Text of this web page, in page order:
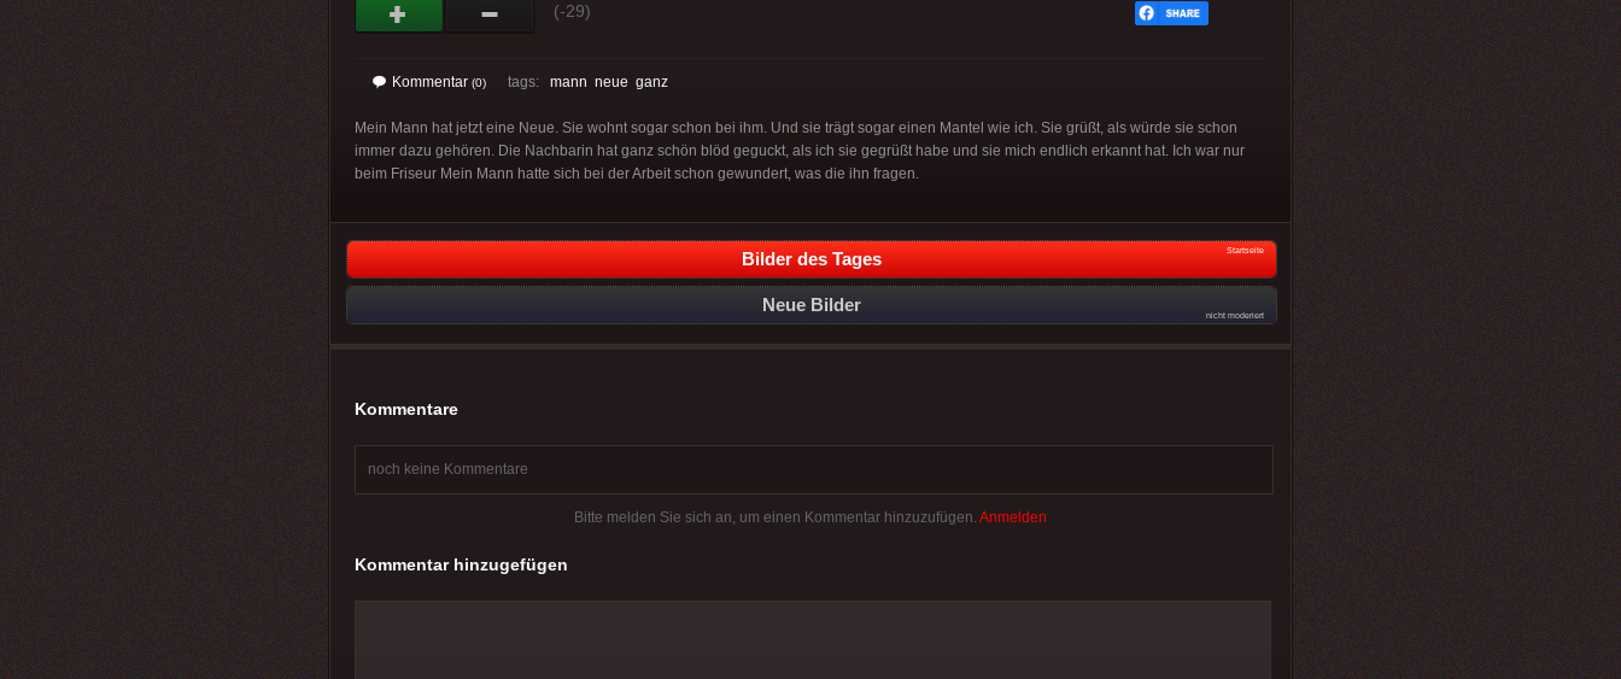
(-29)
Kommentar (0) tags: mann neue ganz
Mein Mann hat jetzt eine Neue. Sie wohnt sogar schon bei ihm. Und sie trägt sogar einen Mantel wie ich. Sie grüßt, als würde sie schon
immer dazu gehören. Die Nachbarin hat ganz schön blöd geguckt, als ich sie gegrüßt habe und sie mich endlich erkannt hat. Ich war nur
beim Friseur Mein Mann hatte sich bei der Arbeit schon gewundert, was die ihn fragen.
Bilder des Tages Startseite
Neue Bilder
nicht moderiert
Kommentare
noch keine Kommentare
Bitte melden Sie sich an, um einen Kommentar hinzuzufügen. Anmelden
Kommentar hinzugefügen